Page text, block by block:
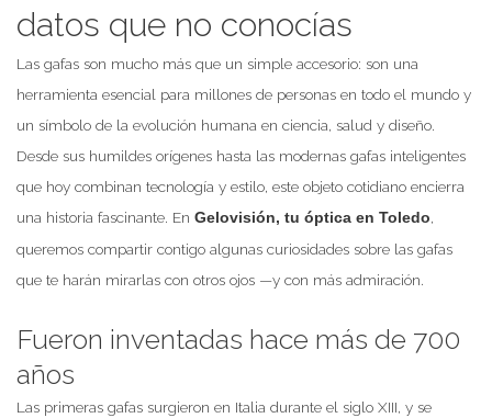
datos que no conocías
Las gafas son mucho más que un simple accesorio: son una
herramienta esencial para millones de personas en todo el mundo y
un símbolo de la evolución humana en ciencia, salud y diseño.
Desde sus humildes orígenes hasta las modernas gafas inteligentes
que hoy combinan tecnología y estilo, este objeto cotidiano encierra
una historia fascinante. En Gelovisión, tu óptica en Toledo,
queremos compartir contigo algunas curiosidades sobre las gafas
que te harán mirarlas con otros ojos —y con más admiración.
Fueron inventadas hace más de 700
años
Las primeras gafas surgieron en Italia durante el siglo XIII, y se